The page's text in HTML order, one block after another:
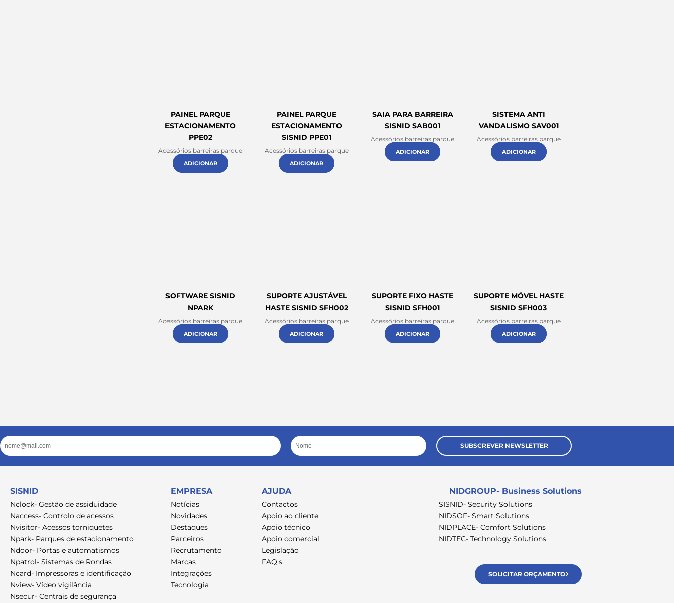
PAINEL PARQUE
ESTACIONAMENTO
PPE02
Acessórios barreiras parque
ADICIONAR
PAINEL PARQUE
ESTACIONAMENTO
SISNID PPE01
Acessórios barreiras parque
ADICIONAR
SAIA PARA BARREIRA
SISNID SAB001
Acessórios barreiras parque
ADICIONAR
SISTEMA ANTI
VANDALISMO SAV001
Acessórios barreiras parque
ADICIONAR
SOFTWARE SISNID
NPARK
Acessórios barreiras parque
ADICIONAR
SUPORTE AJUSTÁVEL
HASTE SISNID SFH002
Acessórios barreiras parque
ADICIONAR
SUPORTE FIXO HASTE
SISNID SFH001
Acessórios barreiras parque
ADICIONAR
SUPORTE MÓVEL HASTE
SISNID SFH003
Acessórios barreiras parque
ADICIONAR
Email Nome
SUBSCREVER NEWSLETTER
SISNID
Nclock- Gestão de assiduidade
Naccess- Controlo de acessos
Nvisitor- Acessos torniquetes
Npark- Parques de estacionamento
Ndoor- Portas e automatismos
Npatrol- Sistemas de Rondas
Ncard- Impressoras e identificação
Nview- Vídeo vigilância
Nsecur- Centrais de segurança
EMPRESA
Notícias
Novidades
Destaques
Parceiros
Recrutamento
Marcas
Integrações
Tecnologia
AJUDA
Contactos
Apoio ao cliente
Apoio técnico
Apoio comercial
Legislação
FAQ's
NIDGROUP- Business Solutions
SISNID- Security Solutions
NIDSOF- Smart Solutions
NIDPLACE- Comfort Solutions
NIDTEC- Technology Solutions
SOLICITAR ORÇAMENTO